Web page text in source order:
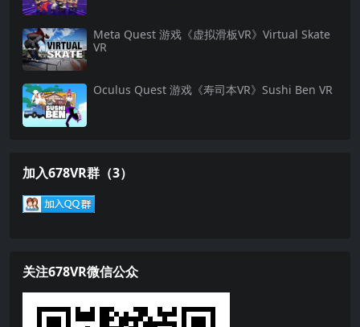
Meta Quest 游戏《虚拟滑板VR》Virtual Skate
VR
Oculus Quest 游戏《寿司本VR》Sushi Ben VR
加入678VR群（3）
关注678VR微信公众